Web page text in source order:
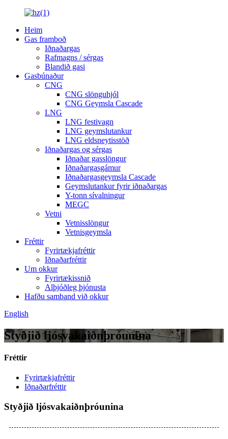
Heim
Gas framboð
Iðnaðargas
Rafmagns / sérgas
Blandið gasi
Gasbúnaður
CNG
CNG slönguhjól
CNG Geymsla Cascade
LNG
LNG festivagn
LNG geymslutankur
LNG eldsneytisstöð
Iðnaðargas og sérgas
Iðnaðar gasslöngur
Iðnaðargasgámur
Iðnaðargasgeymsla Cascade
Geymslutankur fyrir iðnaðargas
Y-tonn sívalningur
MEGC
Vetni
Vetnisslöngur
Vetnisgeymsla
Fréttir
Fyrirtækjafréttir
Iðnaðarfréttir
Um okkur
Fyrirtækissnið
Alþjóðleg þjónusta
Hafðu samband við okkur
English
Styðjið ljósvakaiðnþróunina
Fréttir
Fyrirtækjafréttir
Iðnaðarfréttir
Styðjið ljósvakaiðnþróunina